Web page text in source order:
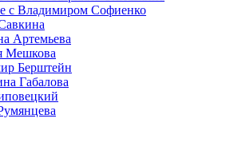
с Владимиром Софиенко
Артемьева
Мешкова
Берштейн
Габалова